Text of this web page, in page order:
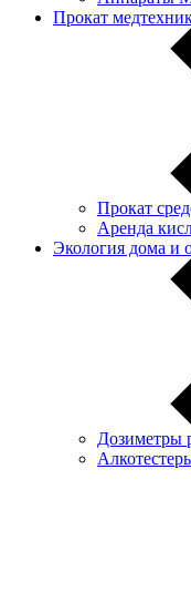
Прокат
Прокат
Аренда
Экология дома и
Дозиметры